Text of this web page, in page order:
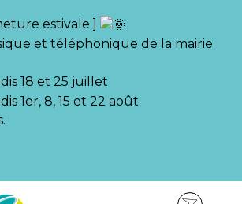
estivale ]
et téléphonique de la mairie
18 et 25 juillet
1er, 8, 15 et 22 août